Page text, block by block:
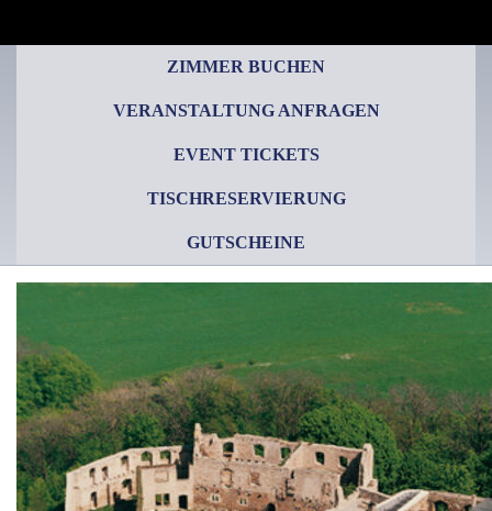
ZIMMER BUCHEN
VERANSTALTUNG ANFRAGEN
EVENT TICKETS
TISCHRESERVIERUNG
GUTSCHEINE